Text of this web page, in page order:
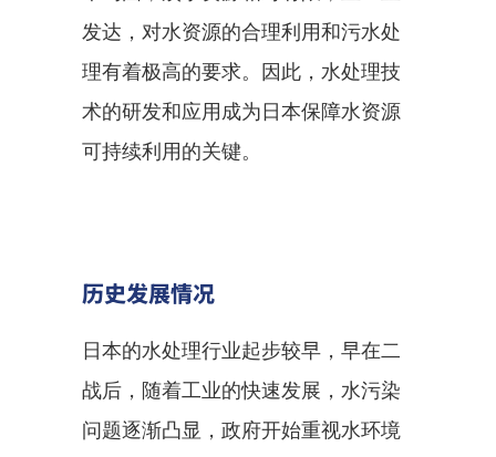
发达，对水资源的合理利用和污水处
理有着极高的要求。因此，水处理技
术的研发和应用成为日本保障水资源
可持续利用的关键。
历史发展情况
日本的水处理行业起步较早，早在二
战后，随着工业的快速发展，水污染
问题逐渐凸显，政府开始重视水环境